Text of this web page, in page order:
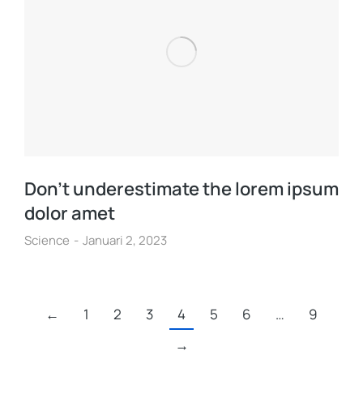
Don’t underestimate the lorem ipsum
dolor amet
Science Januari 2, 2023
← 1 2 3 4 5 6 …
9
→